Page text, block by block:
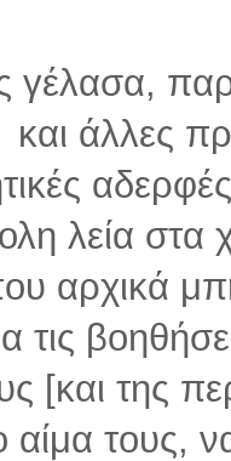
γέλασα,
και άλλες
λεία στα
αρχικά
τις
[και της
αίμα τους,